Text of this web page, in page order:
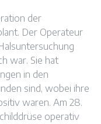
der
Der Operateur
war. Sie hat
in den
sind, wobei ihre
waren. Am 28.
operativ